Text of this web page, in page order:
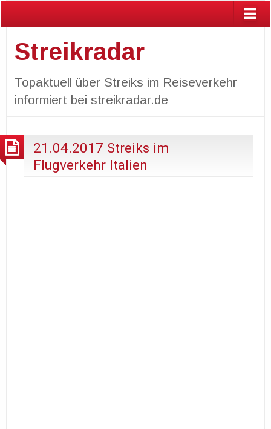
Streikradar
Topaktuell über Streiks im Reiseverkehr
informiert bei streikradar.de
21.04.2017 Streiks im
Flugverkehr Italien